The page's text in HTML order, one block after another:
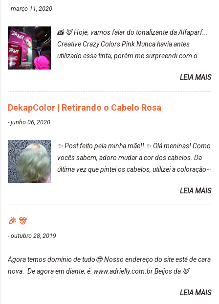
-março 11, 2020
📸 🦊 Hoje, vamos falar do tonalizante da Alfaparf...
Creative Crazy Colors Pink Nunca havia antes
utilizado essa tinta, porém me surpreendi com o
turquesa (meio desbotado), e após a utilização meu
cabelo ficou roxo com mechinhas azul, rosa e meio
cinza... FICOU LINDOOOOO!!! Cabelo antes: Cabelo
depois: Bom, sobre a tinta, eu achei ela muito liquida,
tinta ficava manchado. Meu banheiro inteiro ficou
rosa, minha mão, meu corpo todo, porém, ela tem
uma fixação muito boa (Deu para perceber kkk) Sem
LEIA MAIS
DekapColor | Retirando o Cabelo Rosa
-junho 06, 2020
✨ Post feito pela minha mãe!! ✨ Olá meninas! Como
vocês sabem, adoro mudar a cor dos cabelos. Da
última vez que pintei os cabelos, utilizei a coloração
ressaltar que meu cabelo estava platinado. O tom
ficou um rosa antigo, cobriu muito bem e não
de inúmeras lavagens, meu cabelo teve um bom
desbotamento da cor, ele ficou um rosa bem suave,
LEIA MAIS
🎉 🎊
-outubro 28, 2019
Agora temos domínio de tudo😎 Nosso endereço do site está de cara
nova. De agora em diante, é: www.adrielly.com.br Beijos da 🦊
LEIA MAIS